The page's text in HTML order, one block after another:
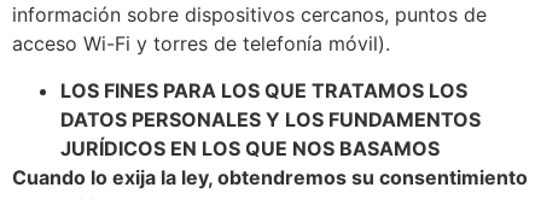
información sobre dispositivos cercanos, puntos de
acceso Wi-Fi y torres de telefonía móvil).
LOS FINES PARA LOS QUE TRATAMOS LOS
DATOS PERSONALES Y LOS FUNDAMENTOS
JURÍDICOS EN LOS QUE NOS BASAMOS
Cuando lo exija la ley, obtendremos su consentimiento